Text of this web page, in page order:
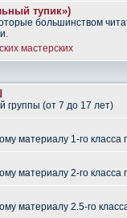
тупик»)
большинством
мастерских
группы (от 7 до 17 лет)
материалу 1-го класса
материалу 2-го класса
материалу 2.5-го